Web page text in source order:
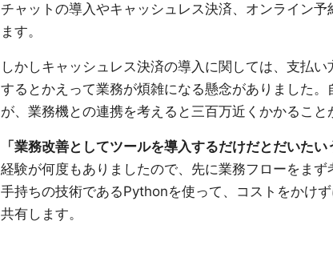
チャットの導入やキャッシュレス決済、オンライン
ます。
しかしキャッシュレス決済の導入に関しては、支払
するとかえって業務が煩雑になる懸念がありました
が、業務機との連携を考えると三百万近くかかること
「業務改善としてツールを導入するだけだとだいたい
経験が何度もありましたので、先に業務フローをま
手持ちの技術であるPythonを使って、コストをかけ
共有します。